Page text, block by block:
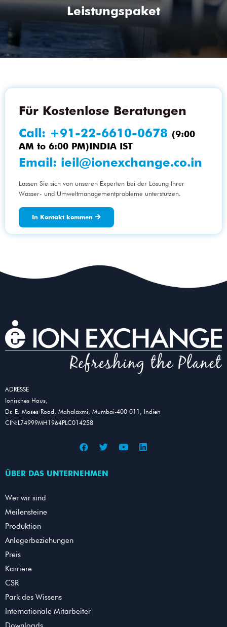
Leistungspaket
Für Kostenlose Beratungen
Call: +91-22-6610-0678 (9:00
AM to 6:00 PM)INDIA IST
Email: ieil@ionexchange.co.in
Lassen Sie sich von unseren Experten bei der Lösung Ihrer
Wasser- und Umweltmanagementprobleme unterstützen.
In Kontakt kommen
ADRESSE
Ionisches Haus,
Dr. E. Moses Road, Mahalaxmi, Mumbai-400 011, Indien
CIN:L74999MH1964PLC014258
ÜBER DAS UNTERNEHMEN
Wer wir sind
Meilensteine
Produktion
Anlegerbeziehungen
Preis
Karriere
CSR
Park des Wissens
Internationale Mitarbeiter